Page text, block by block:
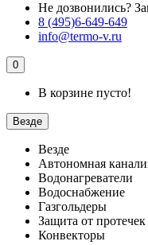
Не дозвонились?
8 (495)6-649-649
info@termo-v.ru
0
В корзине пусто!
Везде
Везде
Автономная
Водонагреватели
Водоснабжение
Газгольдеры
Защита от
Конвекторы